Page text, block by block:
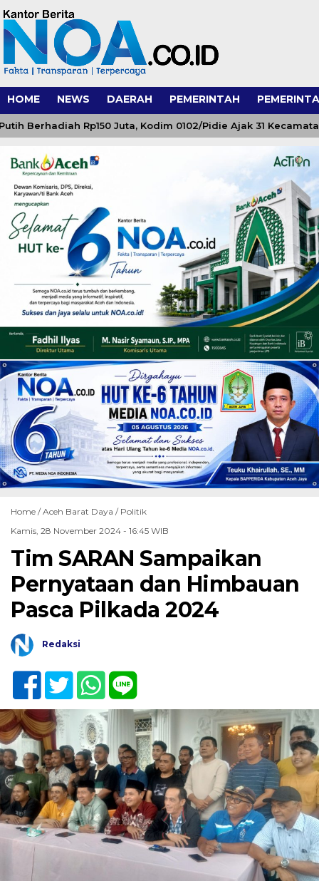
HOME NEWS DAERAH PEMERINTAH
Rp150 Juta, Kodim 0102/Pidie Ajak 31 Kecamatan
Home /Aceh Barat Daya / Politik
Kamis, 28 November 2024 - 16:45 WIB
Tim SARAN Sampaikan
Pernyataan dan Himbauan
Pasca Pilkada 2024
Redaksi